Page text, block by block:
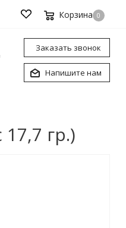
Корзина 0
Заказать звонок
Напишите нам
гр.)